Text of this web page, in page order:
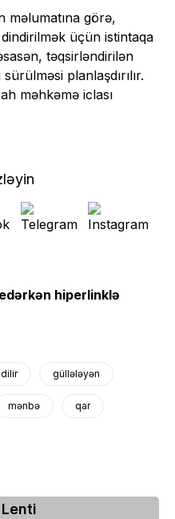
məlumatına görə,
üçün istintaqa
təqsirləndirilən
planlaşdırılır.
məhkəmə iclası
hiperlinklə
güllələyən
mənbə qar